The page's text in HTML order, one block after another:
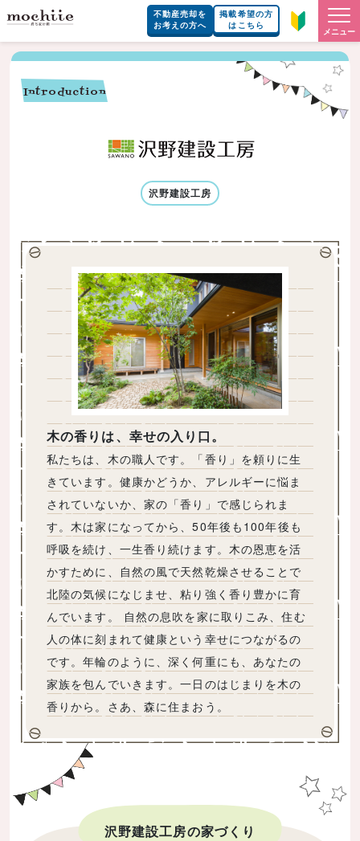
不動産売却を
お考えの方へ
掲載希望の方
はこちら
メニュー
Introduction
沢野建設工房
木の香りは、幸せの入り口。
私たちは、木の職人です。「香り」を頼りに生
きています。健康かどうか、アレルギーに悩ま
されていないか、家の「香り」で感じられま
す。木は家になってから、50年後も100年後も
呼吸を続け、一生香り続けます。木の恩恵を活
かすために、自然の風で天然乾燥させることで
北陸の気候になじませ、粘り強く香り豊かに育
んでいます。 自然の息吹を家に取りこみ、住む
人の体に刻まれて健康という幸せにつながるの
です。年輪のように、深く何重にも、あなたの
家族を包んでいきます。一日のはじまりを木の
香りから。さあ、森に住まおう。
沢野建設工房の家づくり